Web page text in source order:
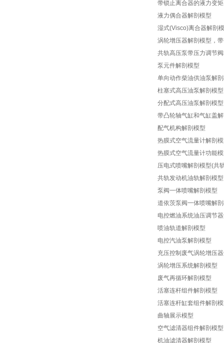
带锁止离合器的液力变
液力偶合器解剖模型
湿式(Visco)离合器解剖
涡轮增压器解剖模型，
共轨高压泵带压力调节
泵元件解剖模型
单向动作柴油供油泵解
柱塞式高压油泵解剖模型
分配式高压油泵解剖模型
带凸轮轴气缸和气缸盖
配气机构解剖模型
热膜式空气流量计解剖
热膜式空气流量计功能
压电式喷嘴解剖模型(共
共轨发动机油轨解剖模型
泵阀一体喷嘴解剖模型
道依茨泵阀一体喷嘴解
电控燃油系统油压调节
喷油轨道解剖模型
电控汽油泵解剖模型
充压控制废气涡轮增压
涡轮增压系统解剖模型
废气再循环解剖模型
活塞连杆组件解剖模型
活塞连杆缸套组件解剖
曲轴展示模型
空气滤清器组件解剖模型
机油滤清器解剖模型